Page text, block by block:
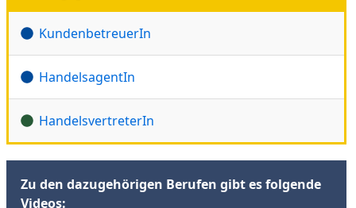
KundenbetreuerIn
HandelsagentIn
HandelsvertreterIn
Zu den dazugehörigen Berufen gibt es folgende
Videos: